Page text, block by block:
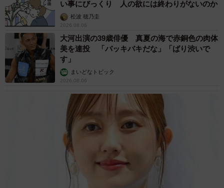
い事にびっくり 人の欲には終わりがないのか
松波 穂乃圭
2026.08.06
大河出演の39歳俳優 真夏の海で赤銅色の肉体
美を連投 「バッキバキだな」「ばり渋いで
す」
まいどなトピック
2026.08.06